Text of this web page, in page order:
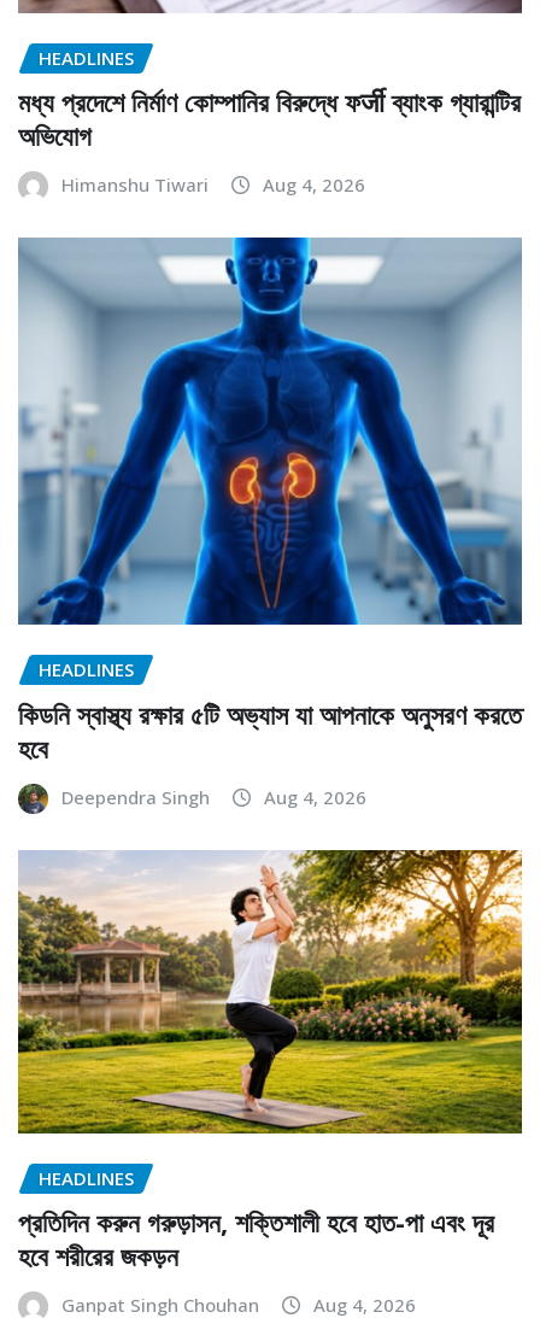
HEADLINES
মধ্য প্রদেশে নির্মাণ কোম্পানির বিরুদ্ধে ফर्जी ব্যাংক গ্যারান্টির
অভিযোগ
Himanshu Tiwari Aug 4, 2026
HEADLINES
কিডনি স্বাস্থ্য রক্ষার ৫টি অভ্যাস যা আপনাকে অনুসরণ করতে
হবে
Deependra Singh Aug 4, 2026
HEADLINES
প্রতিদিন করুন গরুড়াসন, শক্তিশালী হবে হাত-পা এবং দূর
হবে শরীরের জকড়ন
Ganpat Singh Chouhan Aug 4, 2026